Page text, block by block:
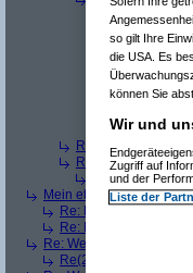
Re(5):
Re(6):
Re(5):
Re(6):
Re(7):
Re(5):
Re(3): Welches
Re(3): Welches
Re(4): Welches
Mein etwas(
Re: Mein etwas
Re: Mein etwas
Re: Welches ETWAS
Re(2): Welches
so gilt Ihre
die USA. Es
können Sie
Wir und
Zugriff auf
und der
Liste der